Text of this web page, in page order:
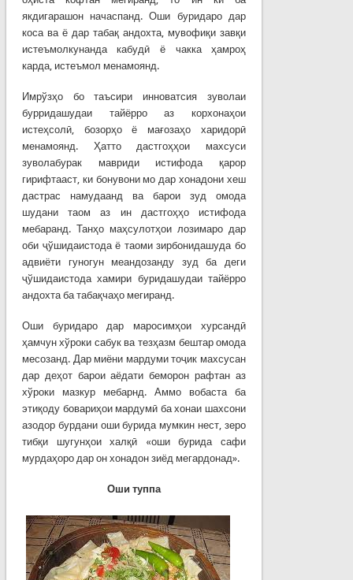
якдигарашон начаспанд. Оши буридаро дар
коса ва ё дар табақ андохта, мувофиқи завқи
истеъмолкунанда кабудӣ ё чакка ҳамроҳ
карда, истеъмол менамоянд.
Имрўзҳо бо таъсири инноватсия зуволаи
бурридашудаи тайёрро аз корхонаҳои
истеҳсолӣ, бозорҳо ё мағозаҳо харидорӣ
менамоянд. Ҳатто дастгоҳҳои махсуси
зуволабурак мавриди истифода қарор
гирифтааст, ки бонувони мо дар хонадони хеш
дастрас намудаанд ва барои зуд омода
шудани таом аз ин дастгоҳҳо истифода
мебаранд. Танҳо маҳсулотҳои лозимаро дар
оби ҷўшидаистода ё таоми зирбонидашуда бо
адвиёти гуногун меандозанду зуд ба деги
ҷўшидаистода хамири буридашудаи тайёрро
андохта ба табақчаҳо мегиранд.
Оши буридаро дар маросимҳои хурсандӣ
ҳамчун хўроки сабук ва тезҳазм бештар омода
месозанд. Дар миёни мардуми тоҷик махсусан
дар деҳот барои аёдати беморон рафтан аз
хўроки мазкур мебарнд. Аммо вобаста ба
этиқоду бовариҳои мардумӣ ба хонаи шахсони
азодор бурдани оши бурида мумкин нест, зеро
тибқи шугунҳои халқӣ «оши бурида сафи
мурдаҳоро дар он хонадон зиёд мегардонад».
Оши туппа